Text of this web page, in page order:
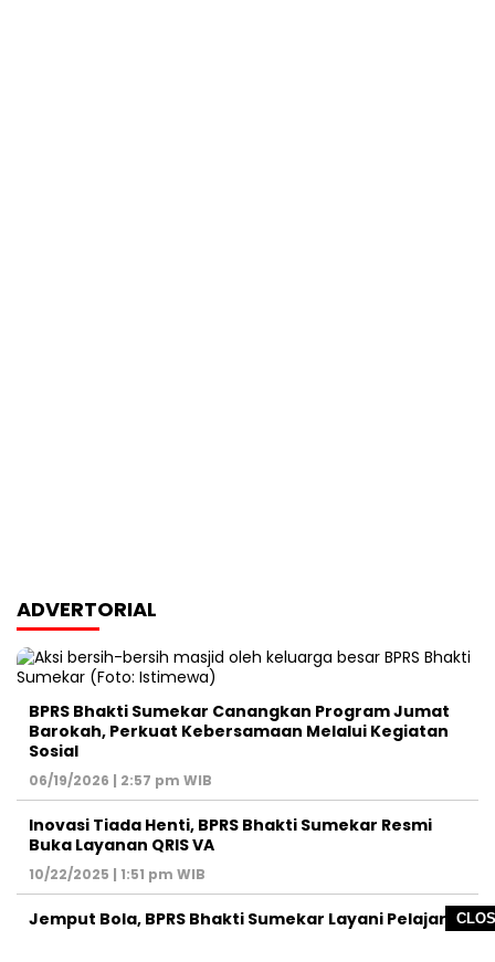
ADVERTORIAL
BPRS Bhakti Sumekar Canangkan Program Jumat
Barokah, Perkuat Kebersamaan Melalui Kegiatan
Sosial
06/19/2026 | 2:57 pm WIB
Inovasi Tiada Henti, BPRS Bhakti Sumekar Resmi
Buka Layanan QRIS VA
10/22/2025 | 1:51 pm WIB
Jemput Bola, BPRS Bhakti Sumekar Layani Pelajar